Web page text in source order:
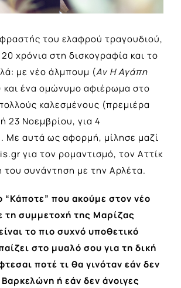
του ελαφρού τραγουδιού,
20 χρόνια στη δισκογραφία και το
με νέο άλμπουμ (Αν Η Αγάπη
και ένα ομώνυμο αφιέρωμα στο
καλεσμένους (πρεμιέρα
23 Νοεμβρίου, για 4
Με αυτά ως αφορμή, μίλησε μαζί
για τον ρομαντισμό, τον Αττίκ
του συνάντηση με την Αρλέτα.
που ακούμε στον νέο
τη συμμετοχή της Μαρίζας
το πιο συχνό υποθετικό
στο μυαλό σου για τη δική
ποτέ τι θα γινόταν εάν δεν
ή εάν δεν άνοιγες